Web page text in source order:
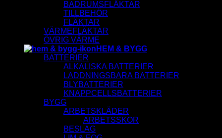
BADRUMSFLÄKTAR
TILLBEHÖR
FLÄKTAR
VÄRMEFLÄKTAR
ÖVRIG VÄRME
HEM & BYGG
BATTERIER
ALKALISKA BATTERIER
LADDNINGSBARA BATTERIER
BLYBATTERIER
KNAPPCELLSBATTERIER
BYGG
ARBETSKLÄDER
ARBETSSKOR
BESLAG